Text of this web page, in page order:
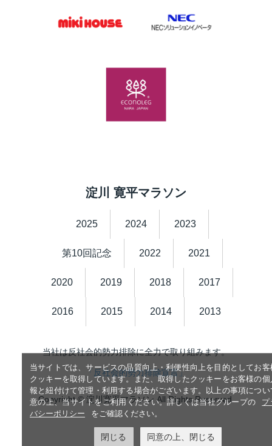
淀川 寛平マラソン
2025 2024 2023
第10回記念 2022 2021
2020 2019 2018 2017
2016 2015 2014 2013
当社は反社会的勢力排除に全力で取り組みます。
「反社会的勢力排除宣言」
Copyright © 淀川寛平マラソン All Rights Reserved.
当サイトでは、サービスの品質向上・利便性向上を目的としてお客
クッキーを取得しています。また、取得したクッキーをお客様の個
報と紐付けて管理・利用する場合がございます。以上の事項につい
意の上、当サイトをご利用ください。詳しくは当社グループの
プ
バシーポリシー
をご確認ください。
閉じる 同意の上、閉じる